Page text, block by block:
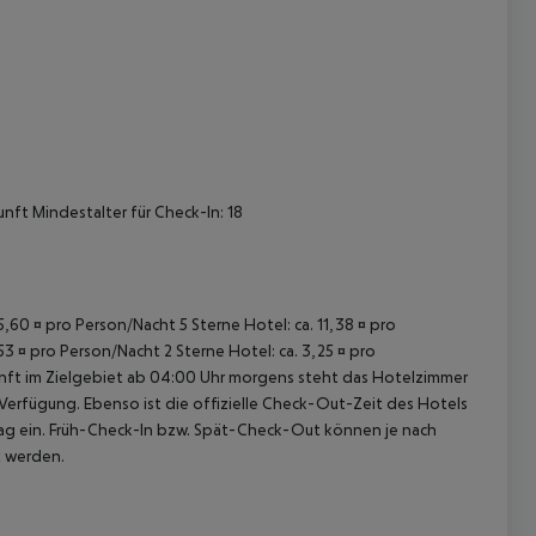
Mindestalter für Check-In: 18
¤ pro Person/Nacht 5 Sterne Hotel: ca. 11,38 ¤ pro
¤ pro Person/Nacht 2 Sterne Hotel: ca. 3,25 ¤ pro
im Zielgebiet ab 04:00 Uhr morgens steht das Hotelzimmer
Ebenso ist die offizielle Check-Out-Zeit des Hotels
ein. Früh-Check-In bzw. Spät-Check-Out können je nach
werden.
akzeptieren